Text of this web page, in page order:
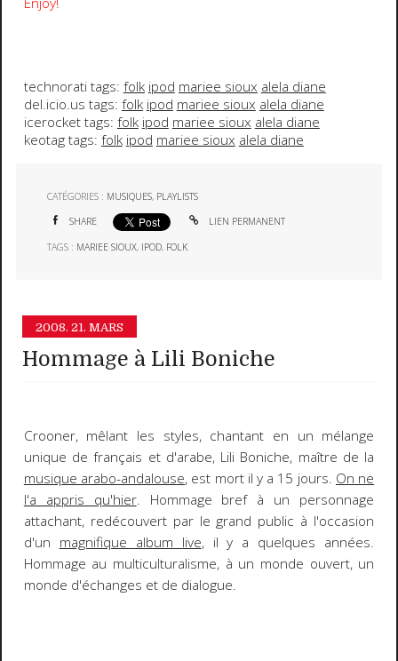
technorati tags: folk ipod mariee sioux alela diane
del.icio.us tags: folk ipod mariee sioux alela diane
icerocket tags: folk ipod mariee sioux alela diane
keotag tags: folk ipod mariee sioux alela diane
CATÉGORIES : MUSIQUES, PLAYLISTS
SHARE LIEN PERMANENT
TAGS : MARIEE SIOUX, IPOD, FOLK
2008. 21. MARS
Hommage à Lili Boniche
Crooner, mêlant les styles, chantant en un mélange
unique de français et d'arabe, Lili Boniche, maître de la
musique arabo-andalouse, est mort il y a 15 jours. On ne
l'a appris qu'hier. Hommage bref à un personnage
attachant, redécouvert par le grand public à l'occasion
d'un magnifique album live, il y a quelques années.
Hommage au multiculturalisme, à un monde ouvert, un
monde d'échanges et de dialogue.